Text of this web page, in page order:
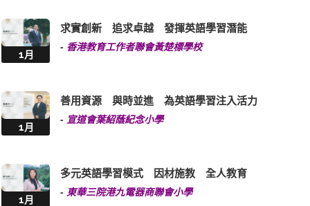
1月
求實創新 追求卓越 發揮英語學習潛能
- 香港教育工作者聯會黃楚標學校
1月
善用資源 與時並進 為英語學習注入活力
- 宣道會葉紹蔭紀念小學
1月
多元英語學習模式 因材施教 全人教育
- 東華三院港九電器商聯會小學